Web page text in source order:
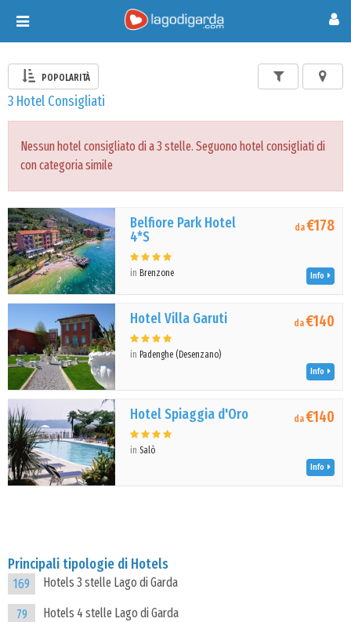
Toggle
navigation
POPOLARITÀ
3 Hotel Consigliati
Nessun hotel consigliato di a 3 stelle. Seguono hotel consigliati di
con categoria simile
Belfiore Park Hotel
4*S
in Brenzone
da€178
Info
Hotel Villa Garuti
in Padenghe (Desenzano)
da€140
Info
Hotel Spiaggia d'Oro
inSalò
da€140
Info
Principali tipologie di Hotels
169 Hotels 3 stelle Lago di Garda
79 Hotels 4 stelle Lago di Garda